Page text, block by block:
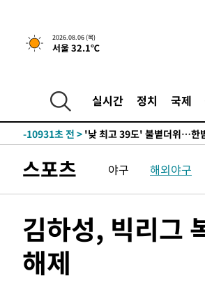
2026.08.06 (목)
서울 32.1℃
실시간 정치 국제
-28355초 전 >경찰, '홍명보는 2순위' 결론냈
-13951초 전 >[속보]합참 "北 발사체는 단거
-12129초 전 >
[속보] SKT, 에이닷 서비스
-11535초 전 >
-10931초 전 > '낮 최고 39도' 불볕더위…한
-10552초 전 >
"韓 외환시장 개입 관측 배
-10379초 전 >'월드컵 탈락 후폭풍' 축구협
-9781초 전 >[속보]종합특검, 대검 추가 압
-5876초 전 >
-5806초 전 >
스포츠 야구 해외야구
김하성, 빅리그
해제